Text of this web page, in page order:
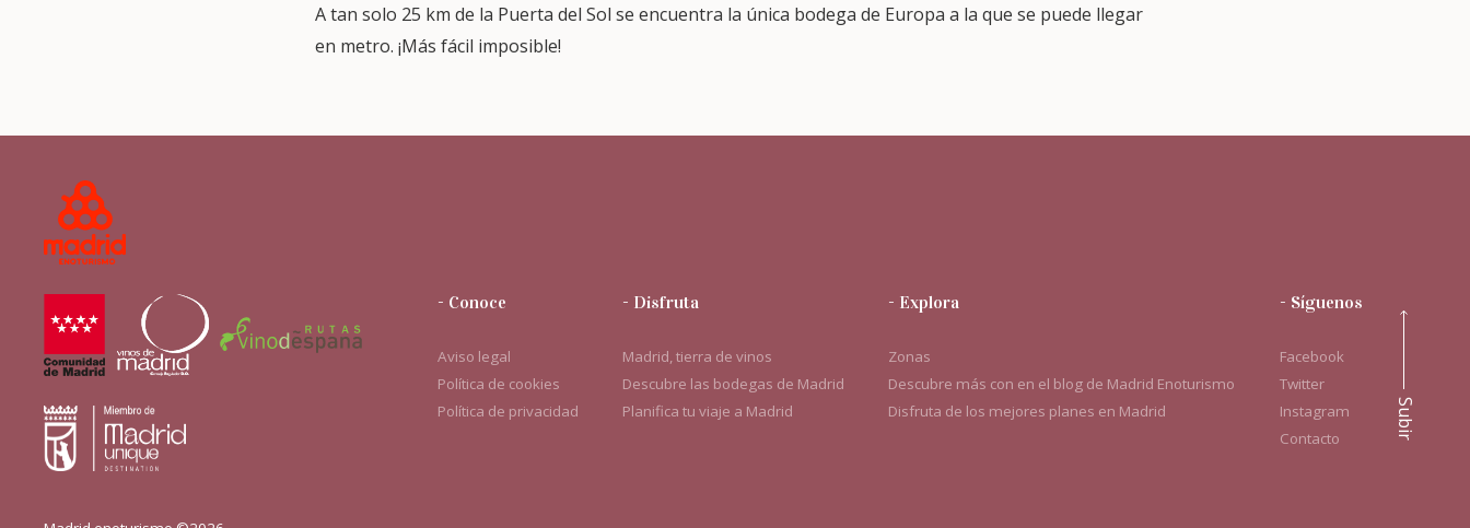
A tan solo 25 km de la Puerta del Sol se encuentra la única bodega de Europa a la que se puede llegar
en metro. ¡Más fácil imposible!
- Conoce
Aviso legal
Política de cookies
Política de privacidad
- Disfruta
Madrid, tierra de vinos
Descubre las bodegas de Madrid
Planifica tu viaje a Madrid
- Explora
Zonas
Descubre más con en el blog de Madrid Enoturismo
Disfruta de los mejores planes en Madrid
- Síguenos
Facebook
Twitter
Instagram
Contacto
Subir